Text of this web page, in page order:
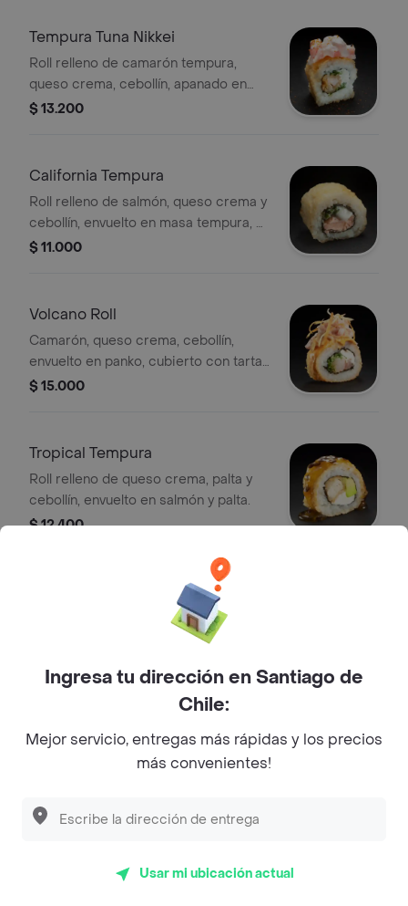
Tempura Tuna Nikkei
Roll relleno de camarón tempura,
queso crema, cebollín, apanado en
panko y cubierto con atún
$ 13.200
California Tempura
Roll relleno de salmón, queso crema y
cebollín, envuelto en masa tempura, 8
porciones.
$ 11.000
Volcano Roll
Camarón, queso crema, cebollín,
envuelto en panko, cubierto con tartar
de atún y surimi, salsa coreana
$ 15.000
Tropical Tempura
Roll relleno de queso crema, palta y
cebollín, envuelto en salmón y palta.
$ 12.400
Pollo furai, queso crema, palta
envuelto en pollo furai, salsa tonkatsu,
Pulpo Tempura
Camarón furai, queso crema, envuelto
$ 14.600
Ingresa tu dirección en Santiago de
Chile:
Mejor servicio, entregas más rápidas y los precios
más convenientes!
Usar mi ubicación actual